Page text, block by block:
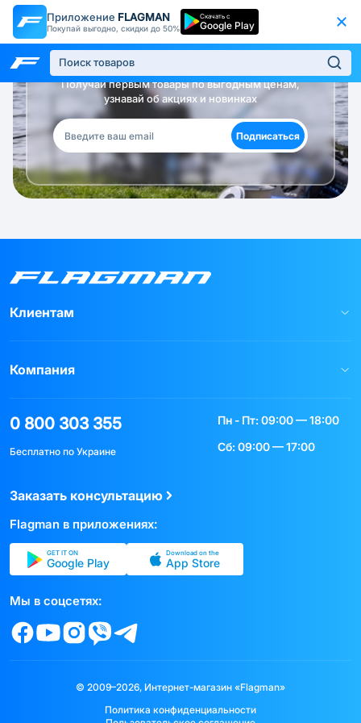
Приложение FLAGMAN
Покупай выгодно, скидки до 50%
Скачать с
Google Play
Будь в курсе!
Получай первым товары по выгодным ценам,
узнавай об акциях и новинках
Подписаться
Клиентам
Компания
0 800 303 355
Бесплатно по Украине
Пн - Пт: 09:00 — 18:00
Сб: 09:00 — 17:00
Заказать консультацию
Flagman в приложениях:
GET IT ON
Google Play
Download on the
App Store
Мы в соцсетях:
© 2009–2026, Интернет-магазин «Flagman»
Политика конфиденциальности